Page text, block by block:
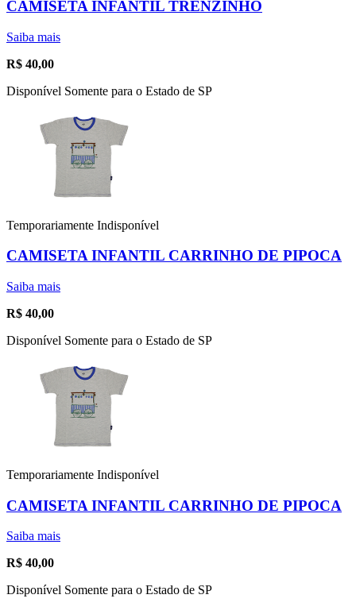
CAMISETA INFANTIL TRENZINHO
Saiba mais
R$ 40,00
Disponível Somente para o Estado de SP
Temporariamente Indisponível
CAMISETA INFANTIL CARRINHO DE PIPOCA
Saiba mais
R$ 40,00
Disponível Somente para o Estado de SP
Temporariamente Indisponível
CAMISETA INFANTIL CARRINHO DE PIPOCA
Saiba mais
R$ 40,00
Disponível Somente para o Estado de SP